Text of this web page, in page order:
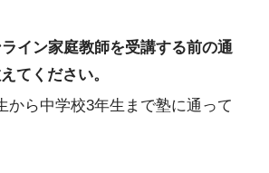
イン家庭教師を受講する前の通
てください。
から中学校3年生まで塾に通って